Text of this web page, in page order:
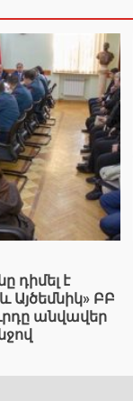
դիմել է
ԲԲ
անվավեր